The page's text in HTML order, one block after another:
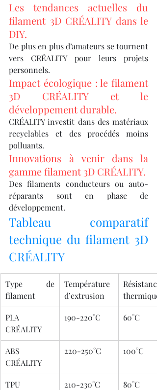
Les tendances actuelles du
filament 3D CRÉALITY dans le
DIY.
De plus en plus d’amateurs se tournent
vers CRÉALITY pour leurs projets
personnels.
Impact écologique : le filament
3D CRÉALITY et le
développement durable.
CRÉALITY investit dans des matériaux
recyclables et des procédés moins
polluants.
Innovations à venir dans la
gamme filament 3D CRÉALITY.
Des filaments conducteurs ou auto-
réparants sont en phase de
développement.
Tableau comparatif
technique du filament 3D
CRÉALITY
Type de
filament
Température
d’extrusion
Résistance
thermique
PLA
CRÉALITY
190-220°C 60°C
ABS
CRÉALITY
220-250°C 100°C
TPU
210-230°C 80°C